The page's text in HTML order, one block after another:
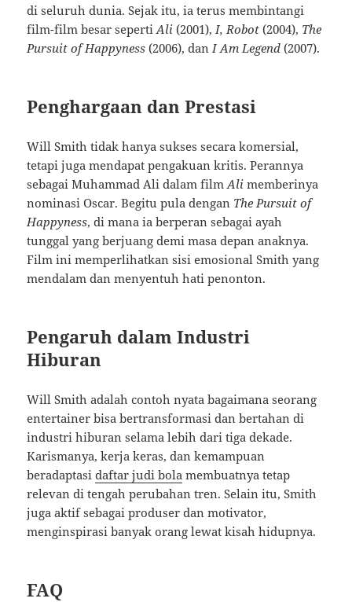
di seluruh dunia. Sejak itu, ia terus membintangi
film-film besar sepertiAli (2001), I, Robot (2004), The
Pursuit of Happyness (2006), dan I Am Legend (2007).
Penghargaan dan Prestasi
Will Smith tidak hanya sukses secara komersial,
tetapi juga mendapat pengakuan kritis. Perannya
sebagai Muhammad Ali dalam filmAli memberinya
nominasi Oscar. Begitu pula dengan The Pursuit of
Happyness, di mana ia berperan sebagai ayah
tunggal yang berjuang demi masa depan anaknya.
Film ini memperlihatkan sisi emosional Smith yang
mendalam dan menyentuh hati penonton.
Pengaruh dalam Industri
Hiburan
Will Smith adalah contoh nyata bagaimana seorang
entertainer bisa bertransformasi dan bertahan di
industri hiburan selama lebih dari tiga dekade.
Karismanya, kerja keras, dan kemampuan
beradaptasidaftar judi bola membuatnya tetap
relevan di tengah perubahan tren. Selain itu, Smith
juga aktif sebagai produser dan motivator,
menginspirasi banyak orang lewat kisah hidupnya.
FAQ